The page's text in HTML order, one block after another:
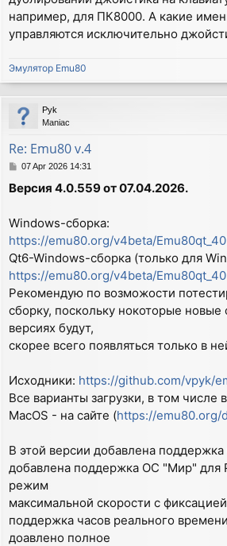
например, для ПК8000. А какие
управляются исключительно
Эмулятор Emu80
Pyk
Maniac
Re: Emu80 v.4
P
s
07 Apr 2026 14:31
Версия 4.0.559 от 07.04.2026.
Windows-сборка:
https://emu80.org/v4beta/
Qt6-Windows-сборка (только для
https://emu80.org/v4beta/
Рекомендую по возможости
сборку, поскольку нокоторые
версиях будут,
скорее всего появляться только в
Исходники: https://github.com/vpyk/
Все варианты загрузки, в том числе
MacOS - на сайте (https://emu80.org/
В этой версии добавлена
добавлена поддержка ОС "Мир" для
режим
максимальной скорости с
поддержка часов реального
доавлено полное